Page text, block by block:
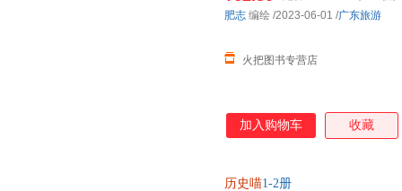
火把图书专营店
肥志 编绘 /2023-06-01 /广东旅游
加入购物车 收藏
历史喵1-2册